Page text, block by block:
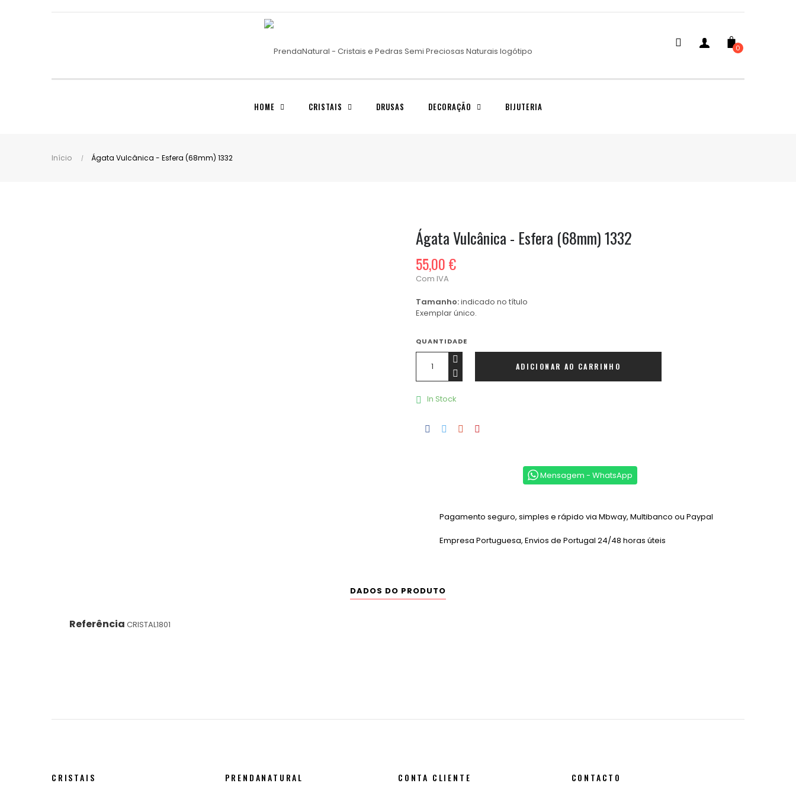
0
HOME CRISTAIS DRUSAS DECORAÇÃO BIJUTERIA
Início Ágata Vulcânica - Esfera (68mm) 1332
Ágata Vulcânica - Esfera (68mm) 1332
55,00 €
Com IVA
Tamanho:indicado no título
Exemplar único.
QUANTIDADE
ADICIONAR AO CARRINHO
 In Stock
Mensagem - WhatsApp
Pagamento seguro, simples e rápido via Mbway, Multibanco ou Paypal
Empresa Portuguesa, Envios de Portugal 24/48 horas úteis
DADOS DO PRODUTO
Referência CRISTAL1801
CRISTAIS PRENDANATURAL CONTA CLIENTE CONTACTO